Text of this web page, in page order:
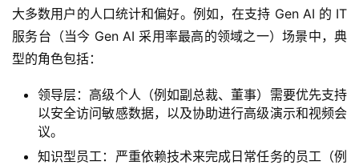
大多数用户的人口统计和偏好。例如，在支持 Gen AI 的 IT
服务台（当今 Gen AI 采用率最高的领域之一）场景中，典
型的角色包括：
领导层：高级个人（例如副总裁、董事）需要优先支持
以安全访问敏感数据，以及协助进行高级演示和视频会
议。
知识型员工：严重依赖技术来完成日常任务的员工（例